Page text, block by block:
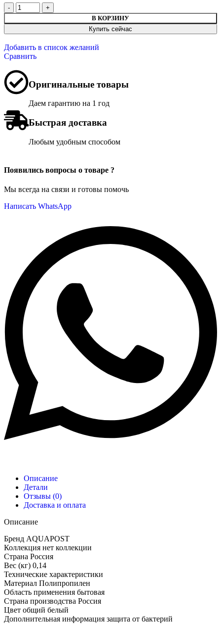
В КОРЗИНУ
Купить сейчас
Добавить в список желаний
Сравнить
Оригинальные товары
Даем гарантию на 1 год
Быстрая доставка
Любым удобным способом
Появились вопросы о товаре ?
Мы всегда на связи и готовы помочь
Написать WhatsApp
Описание
Детали
Отзывы (0)
Доставка и оплата
Описание
Бренд AQUAPOST
Коллекция нет коллекции
Страна Россия
Вес (кг) 0,14
Технические характеристики
Материал Полипропилен
Область применения бытовая
Страна производства Россия
Цвет общий белый
Дополнительная информация защита от бактерий